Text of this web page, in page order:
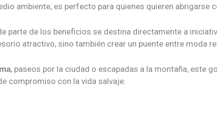
ambiente, es perfecto para quienes quieren abrigarse
parte de los beneficios se destina directamente a
atractivo, sino también crear un puente entre moda
, paseos por la ciudad o escapadas a la montaña, este
compromiso con la vida salvaje.